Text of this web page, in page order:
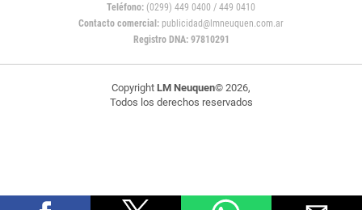
Teléfono: (0299) 449 0400 / 449 0410
Contacto comercial: publicidad@lmneuquen.com.ar
Registro DNA: 97810291
Copyright LM Neuquen© 2026,
Todos los derechos reservados